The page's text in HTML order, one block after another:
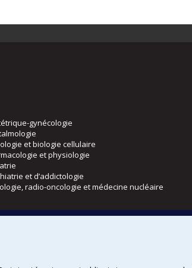
gynécologie
et biologie cellulaire
et physiologie
et d’addictologie
radio-oncologie et médecine nucléaire